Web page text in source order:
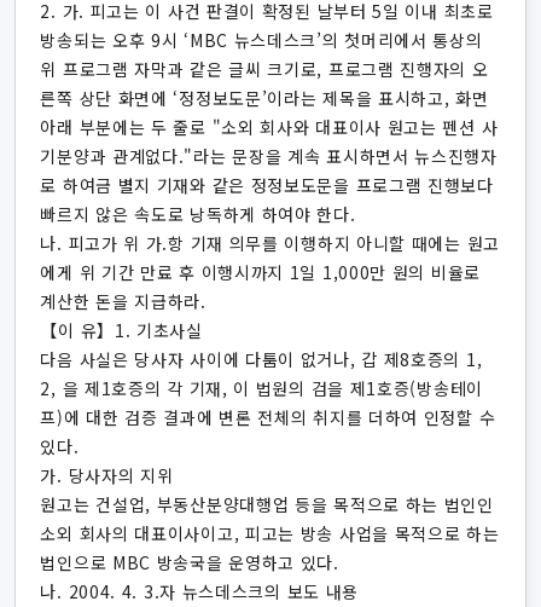
2. 가. 피고는 이 사건 판결이 확정된 날부터 5일 이내 최초로
방송되는 오후 9시 ‘MBC 뉴스데스크’의 첫머리에서 통상의
위 프로그램 자막과 같은 글씨 크기로, 프로그램 진행자의 오
른쪽 상단 화면에 ‘정정보도문’이라는 제목을 표시하고, 화면
아래 부분에는 두 줄로 "소외 회사와 대표이사 원고는 펜션 사
기분양과 관계없다."라는 문장을 계속 표시하면서 뉴스진행자
로 하여금 별지 기재와 같은 정정보도문을 프로그램 진행보다
빠르지 않은 속도로 낭독하게 하여야 한다.
나. 피고가 위 가.항 기재 의무를 이행하지 아니할 때에는 원고
에게 위 기간 만료 후 이행시까지 1일 1,000만 원의 비율로
계산한 돈을 지급하라.
【이 유】1. 기초사실
다음 사실은 당사자 사이에 다툼이 없거나, 갑 제8호증의 1,
2, 을 제1호증의 각 기재, 이 법원의 검을 제1호증(방송테이
프)에 대한 검증 결과에 변론 전체의 취지를 더하여 인정할 수
있다.
가. 당사자의 지위
원고는 건설업, 부동산분양대행업 등을 목적으로 하는 법인인
소외 회사의 대표이사이고, 피고는 방송 사업을 목적으로 하는
법인으로 MBC 방송국을 운영하고 있다.
나. 2004. 4. 3.자 뉴스데스크의 보도 내용